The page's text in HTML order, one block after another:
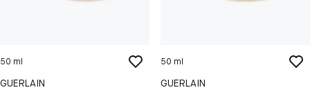
50 ml
GUERLAIN
50 ml
GUERLAIN